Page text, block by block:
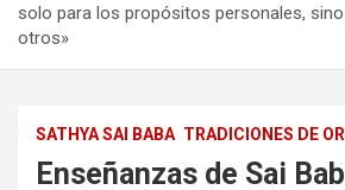
solo para los propósitos personales,
otros»
SATHYA SAI BABA TRADICIONES DE
Enseñanzas de Sai